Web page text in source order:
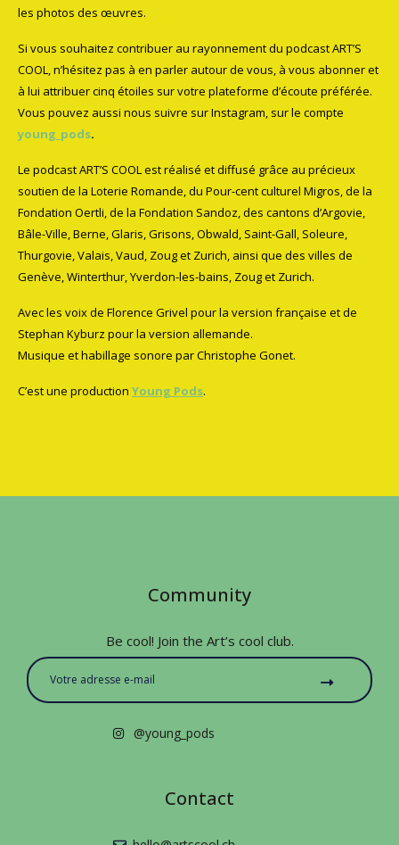
les photos des œuvres.
Si vous souhaitez contribuer au rayonnement du podcast ART’S
COOL, n’hésitez pas à en parler autour de vous, à vous abonner et
à lui attribuer cinq étoiles sur votre plateforme d’écoute préférée.
Vous pouvez aussi nous suivre sur Instagram, sur le compte
young_pods.
Le podcast ART’S COOL est réalisé et diffusé grâce au précieux
soutien de la Loterie Romande, du Pour-cent culturel Migros, de la
Fondation Oertli, de la Fondation Sandoz, des cantons d’Argovie,
Bâle-Ville, Berne, Glaris, Grisons, Obwald, Saint-Gall, Soleure,
Thurgovie, Valais, Vaud, Zoug et Zurich, ainsi que des villes de
Genève, Winterthur, Yverdon-les-bains, Zoug et Zurich.
Avec les voix de Florence Grivel pour la version française et de
Stephan Kyburz pour la version allemande.
Musique et habillage sonore par Christophe Gonet.
C’est une production Young Pods.
Community
Be cool! Join the Art’s cool club.
@young_pods
Contact